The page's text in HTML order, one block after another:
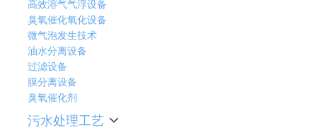
高效溶气气浮设备
臭氧催化氧化设备
微气泡发生技术
油水分离设备
过滤设备
膜分离设备
臭氧催化剂
污水处理工艺